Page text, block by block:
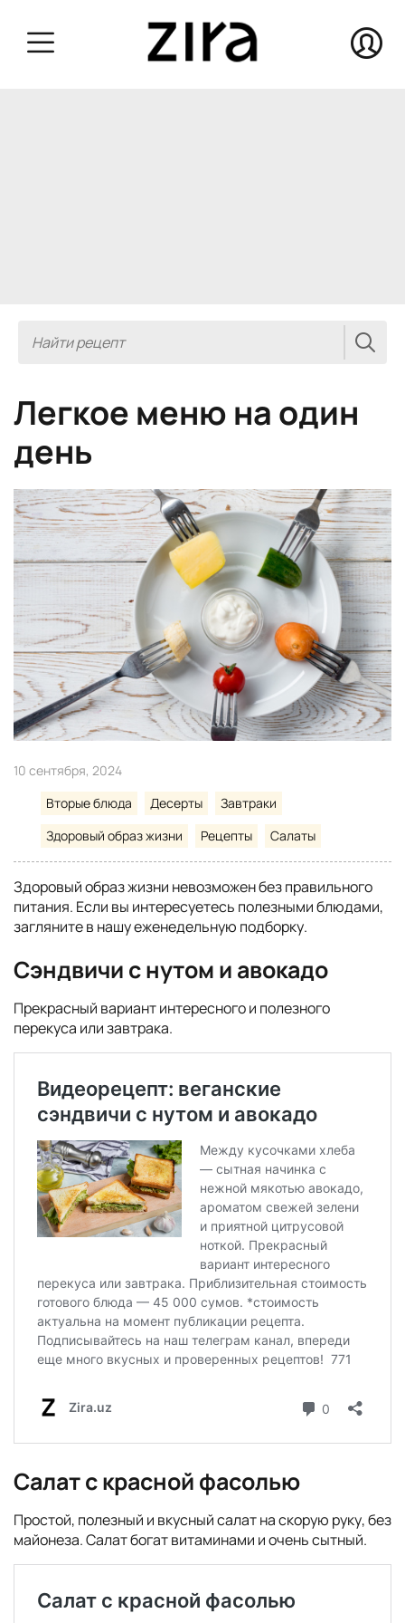
Легкое меню на один
день
10 сентября, 2024
Вторые блюда
Десерты
Завтраки
Здоровый образ жизни
Рецепты Салаты
Здоровый образ жизни невозможен без правильного
питания. Если вы интересуетесь полезными блюдами,
загляните в нашу еженедельную подборку.
Cэндвичи с нутом и авокадо
Прекрасный вариант интересного и полезного
перекуса или завтрака.
Салат с красной фасолью
Простой, полезный и вкусный салат на скорую руку, без
майонеза. Салат богат витаминами и очень сытный.